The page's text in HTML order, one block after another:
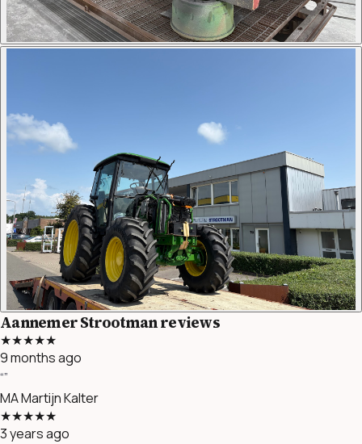
Aannemer Strootman reviews
★★★★★
9 months ago
“”
MAMartijn Kalter
★★★★★
3 years ago